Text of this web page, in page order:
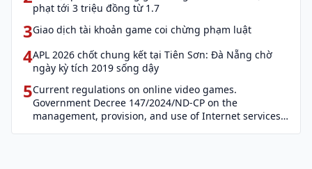
phạt tới 3 triệu đồng từ 1.7
3Giao dịch tài khoản game coi chừng phạm luật
4APL 2026 chốt chung kết tại Tiên Sơn: Đà Nẵng chờ
ngày kỳ tích 2019 sống dậy
5Current regulations on online video games.
Government Decree 147/2024/ND-CP on the
management, provision, and use of Internet services